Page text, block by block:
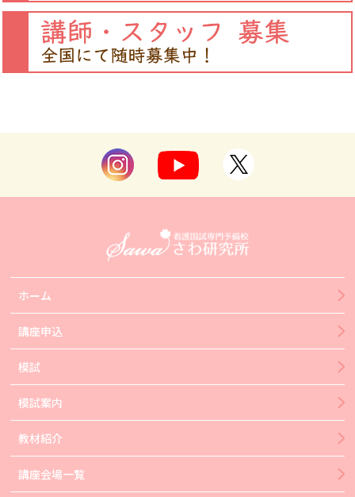
ホーム
講座申込
模試
模試案内
教材紹介
講座会場一覧